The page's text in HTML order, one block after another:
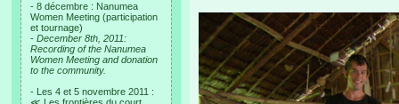
- 8 décembre : Nanumea
Women Meeting (participation
et tournage)
- December 8th, 2011:
Recording of the Nanumea
Women Meeting and donation
to the community.
- Les 4 et 5 novembre 2011 :